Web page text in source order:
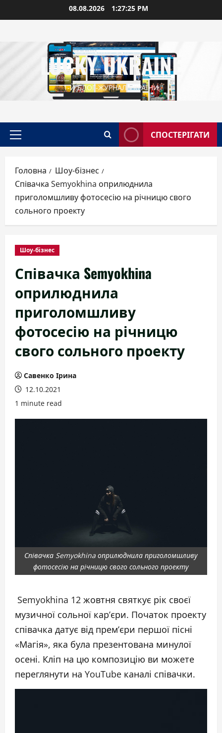
до
08.08.2026 1:27:26 PM
LUCKY UKRAINE
1-Й БЛОГ-ЖУРНАЛ УКРАЇНИ
Головне
СПОСТЕРІГАТИ
Головна
Шоу-бізнес
Співачка Semyokhina оприлюднила
приголомшливу фотосесію на річницю свого
сольного проекту
Шоу-бізнес
Співачка Semyokhina
оприлюднила
приголомшливу
фотосесію на річницю
свого сольного проекту
Савенко Ірина
12.10.2021
1 minute read
Співачка Semyokhina оприлюднила приголомшливу
фотосесію на річницю свого сольного проекту
Semyokhina 12 жовтня святкує рік своєї
музичної сольної кар’єри. Початок проекту
співачка датує від прем’єри першої пісні
«Магія», яка була презентована минулої
осені. Кліп на цю композицію ви можете
переглянути на YouTube каналі співачки.